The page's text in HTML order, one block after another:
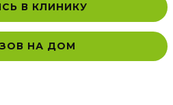
В КЛИНИКУ
НА ДОМ